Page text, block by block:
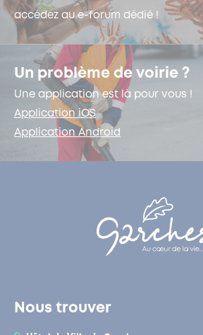
accédez au e-forum dédié !
Un problème de voirie ?
Une application est là pour vous !
Application iOS
Application Android
Nous trouver